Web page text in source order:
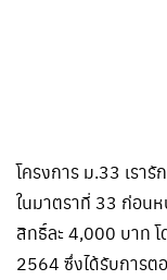
โครงการ ม.33 เรา
ในมาตราที่ 33 ก่อนห
สิทธิ์ละ 4,000 บาท
2564 ซึ่งได้รับการต